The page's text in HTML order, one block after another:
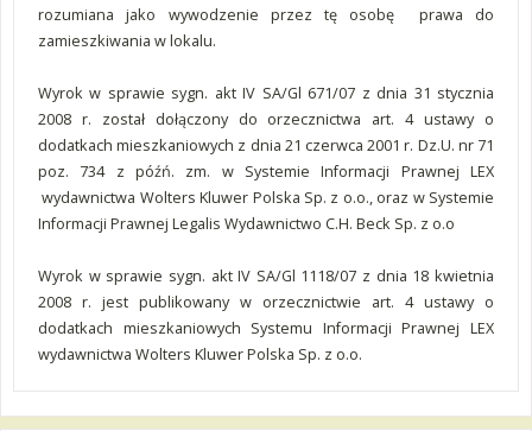
rozumiana jako wywodzenie przez tę osobę prawa do
zamieszkiwania w lokalu.
Wyrok w sprawie sygn. akt IV SA/Gl 671/07 z dnia 31 stycznia
2008 r. został dołączony do orzecznictwa art. 4 ustawy o
dodatkach mieszkaniowych z dnia 21 czerwca 2001 r. Dz.U. nr 71
poz. 734 z późń. zm. w Systemie Informacji Prawnej LEX
wydawnictwa Wolters Kluwer Polska Sp. z o.o., oraz w Systemie
Informacji Prawnej Legalis Wydawnictwo C.H. Beck Sp. z o.o
Wyrok w sprawie sygn. akt IV SA/Gl 1118/07 z dnia 18 kwietnia
2008 r. jest publikowany w orzecznictwie art. 4 ustawy o
dodatkach mieszkaniowych Systemu Informacji Prawnej LEX
wydawnictwa Wolters Kluwer Polska Sp. z o.o.